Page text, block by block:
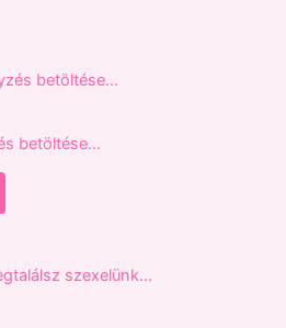
betöltése…